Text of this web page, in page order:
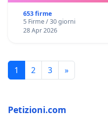
653 firme
5 Firme / 30 giorni
28 Apr 2026
1 2 3 »
Petizioni.com